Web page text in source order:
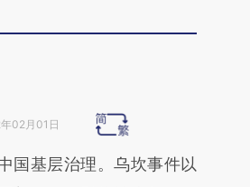
02月01日
加这段话：本文由第三方
基层治理。乌坎事件以